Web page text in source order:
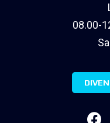
08.00-